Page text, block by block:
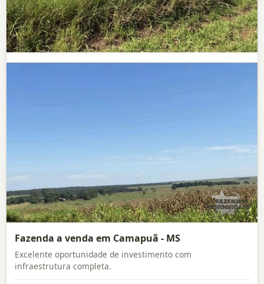
Fazenda a venda em Camapuã - MS
Excelente oportunidade de investimento com
infraestrutura completa.